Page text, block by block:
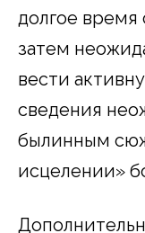
долгое время
затем
вести
сведения
былинным
исцелении»